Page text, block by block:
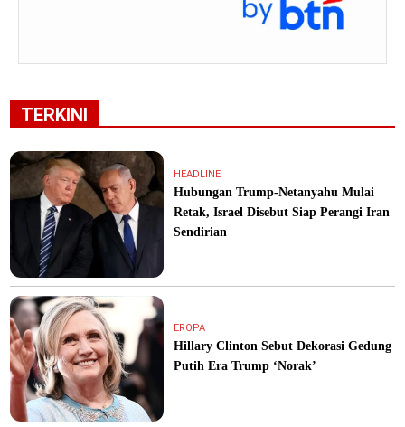
TERKINI
HEADLINE
Hubungan Trump-Netanyahu Mulai
Retak, Israel Disebut Siap Perangi Iran
Sendirian
EROPA
Hillary Clinton Sebut Dekorasi Gedung
Putih Era Trump ‘Norak’